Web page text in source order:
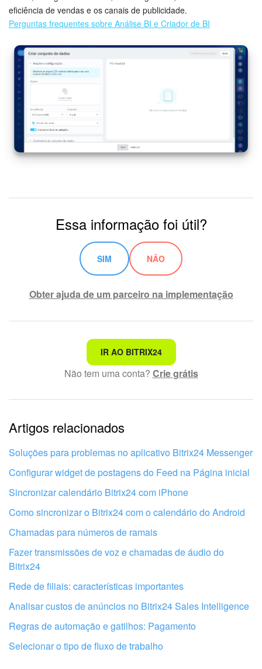
eficiência de vendas e os canais de publicidade.
Perguntas frequentes sobre Análise BI e Criador de BI
Essa informação foi útil?
SIM NÃO
Obter ajuda de um parceiro na implementação
Não é o que estou procurando
Texto complexo e incompreensível
Informações estão desatualizadas
Explicação muito breve, preciso de mais informações
Não gosto de como esta ferramenta funciona
Obtenha seu Bitrix24 configurado por
IR AO BITRIX24
Não tem uma conta? Crie grátis
Artigos relacionados
Soluções para problemas no aplicativo Bitrix24 Messenger
Configurar widget de postagens do Feed na Página inicial
Sincronizar calendário Bitrix24 com iPhone
Como sincronizar o Bitrix24 com o calendário do Android
Chamadas para números de ramais
Fazer transmissões de voz e chamadas de áudio do
Bitrix24
Rede de filiais: características importantes
Analisar custos de anúncios no Bitrix24 Sales Intelligence
Regras de automação e gatilhos: Pagamento
Selecionar o tipo de fluxo de trabalho